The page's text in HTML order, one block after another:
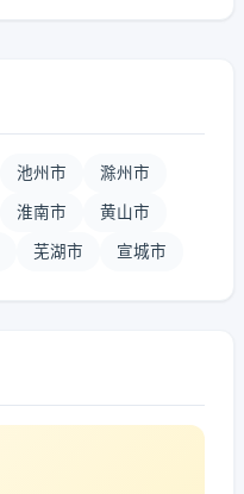
池州市 滁州市
淮南市 黄山市
芜湖市 宣城市